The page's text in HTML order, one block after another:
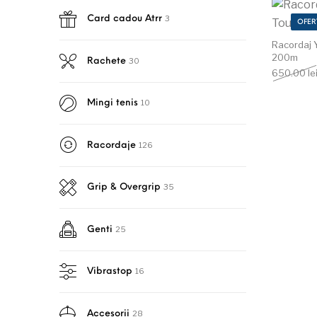
Card cadou Atrr 3
Rachete 30
Mingi tenis 10
Racordaje 126
Grip & Overgrip 35
Genti 25
Vibrastop 16
Accesorii 28
Racordaj
200m
650.00lei